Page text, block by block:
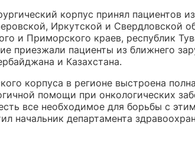
корпус принял пациентов
Иркутской и Свердловской
и Приморского краев, республик
приезжали пациенты из ближнего
и Казахстана.
корпуса в регионе выстроена
помощи при онкологических
все необходимое для борьбы с
начальник департамента